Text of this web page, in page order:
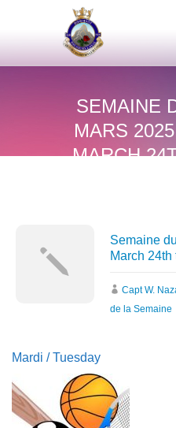
SEMAINE
MARS
MARCH
Semaine
March
Capt W.
de la Semaine
Mardi / Tuesday